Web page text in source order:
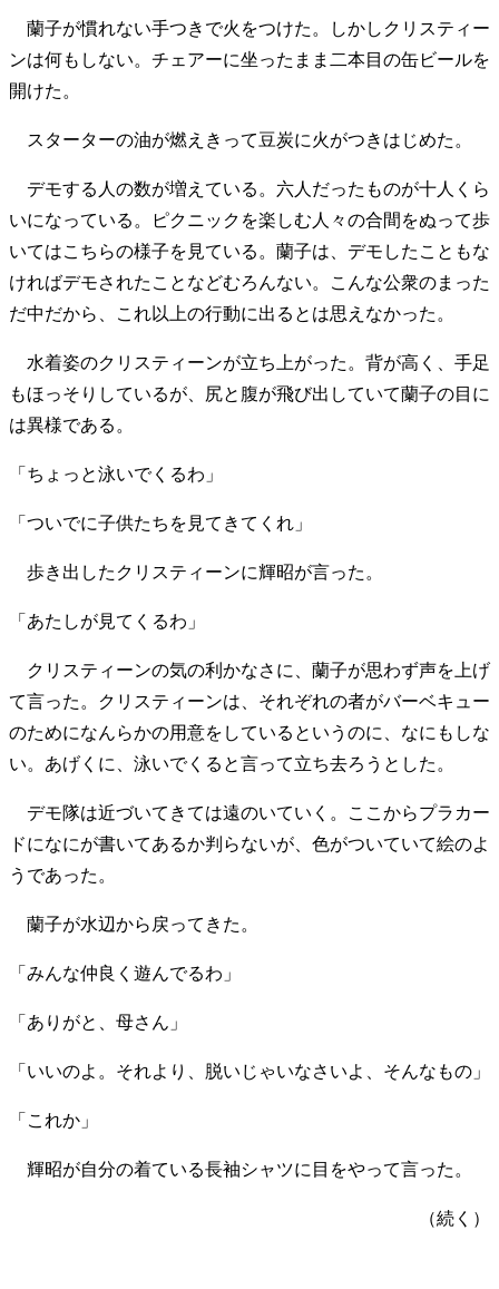
蘭子が慣れない手つきで火をつけた。しかしクリスティー
ンは何もしない。チェアーに坐ったまま二本目の缶ビールを
開けた。
スターターの油が燃えきって豆炭に火がつきはじめた。
デモする人の数が増えている。六人だったものが十人くら
いになっている。ピクニックを楽しむ人々の合間をぬって歩
いてはこちらの様子を見ている。蘭子は、デモしたこともな
ければデモされたことなどむろんない。こんな公衆のまった
だ中だから、これ以上の行動に出るとは思えなかった。
水着姿のクリスティーンが立ち上がった。背が高く、手足
もほっそりしているが、尻と腹が飛び出していて蘭子の目に
は異様である。
「ちょっと泳いでくるわ」
「ついでに子供たちを見てきてくれ」
歩き出したクリスティーンに輝昭が言った。
「あたしが見てくるわ」
クリスティーンの気の利かなさに、蘭子が思わず声を上げ
て言った。クリスティーンは、それぞれの者がバーベキュー
のためになんらかの用意をしているというのに、なにもしな
い。あげくに、泳いでくると言って立ち去ろうとした。
デモ隊は近づいてきては遠のいていく。ここからプラカー
ドになにが書いてあるか判らないが、色がついていて絵のよ
うであった。
蘭子が水辺から戻ってきた。
「みんな仲良く遊んでるわ」
「ありがと、母さん」
「いいのよ。それより、脱いじゃいなさいよ、そんなもの」
「これか」
輝昭が自分の着ている長袖シャツに目をやって言った。
（続く）